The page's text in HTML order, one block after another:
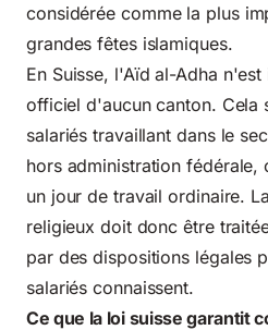
considérée comme la plus
grandes fêtes islamiques.
En Suisse, l'Aïd al-Adha
officiel d'aucun canton. Cela
salariés travaillant dans le
hors administration fédérale,
un jour de travail ordinaire.
religieux doit donc être
par des dispositions légales
salariés connaissent.
Ce que la loi suisse garantit